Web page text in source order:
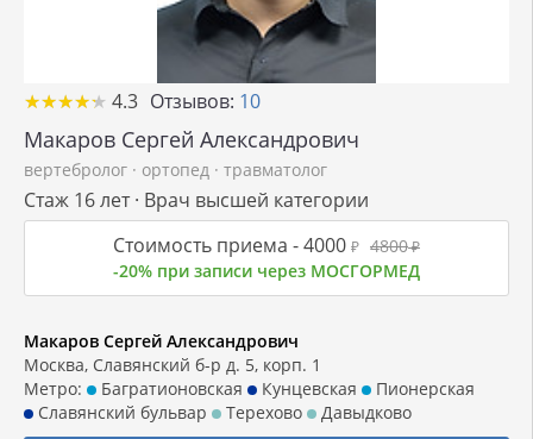
★★★★★
★★★★★ 4.3 Отзывов: 10
Макаров Сергей Александрович
вертебролог · ортопед · травматолог
Стаж 16 лет · Врач высшей категории
Стоимость приема -4000 ₽ 4800₽
-20% при записи через МОСГОРМЕД
Макаров Сергей Александрович
Москва, Славянский б-р д. 5, корп. 1
Метро:
Багратионовская Кунцевская
Пионерская
Славянский бульвар
Терехово Давыдково